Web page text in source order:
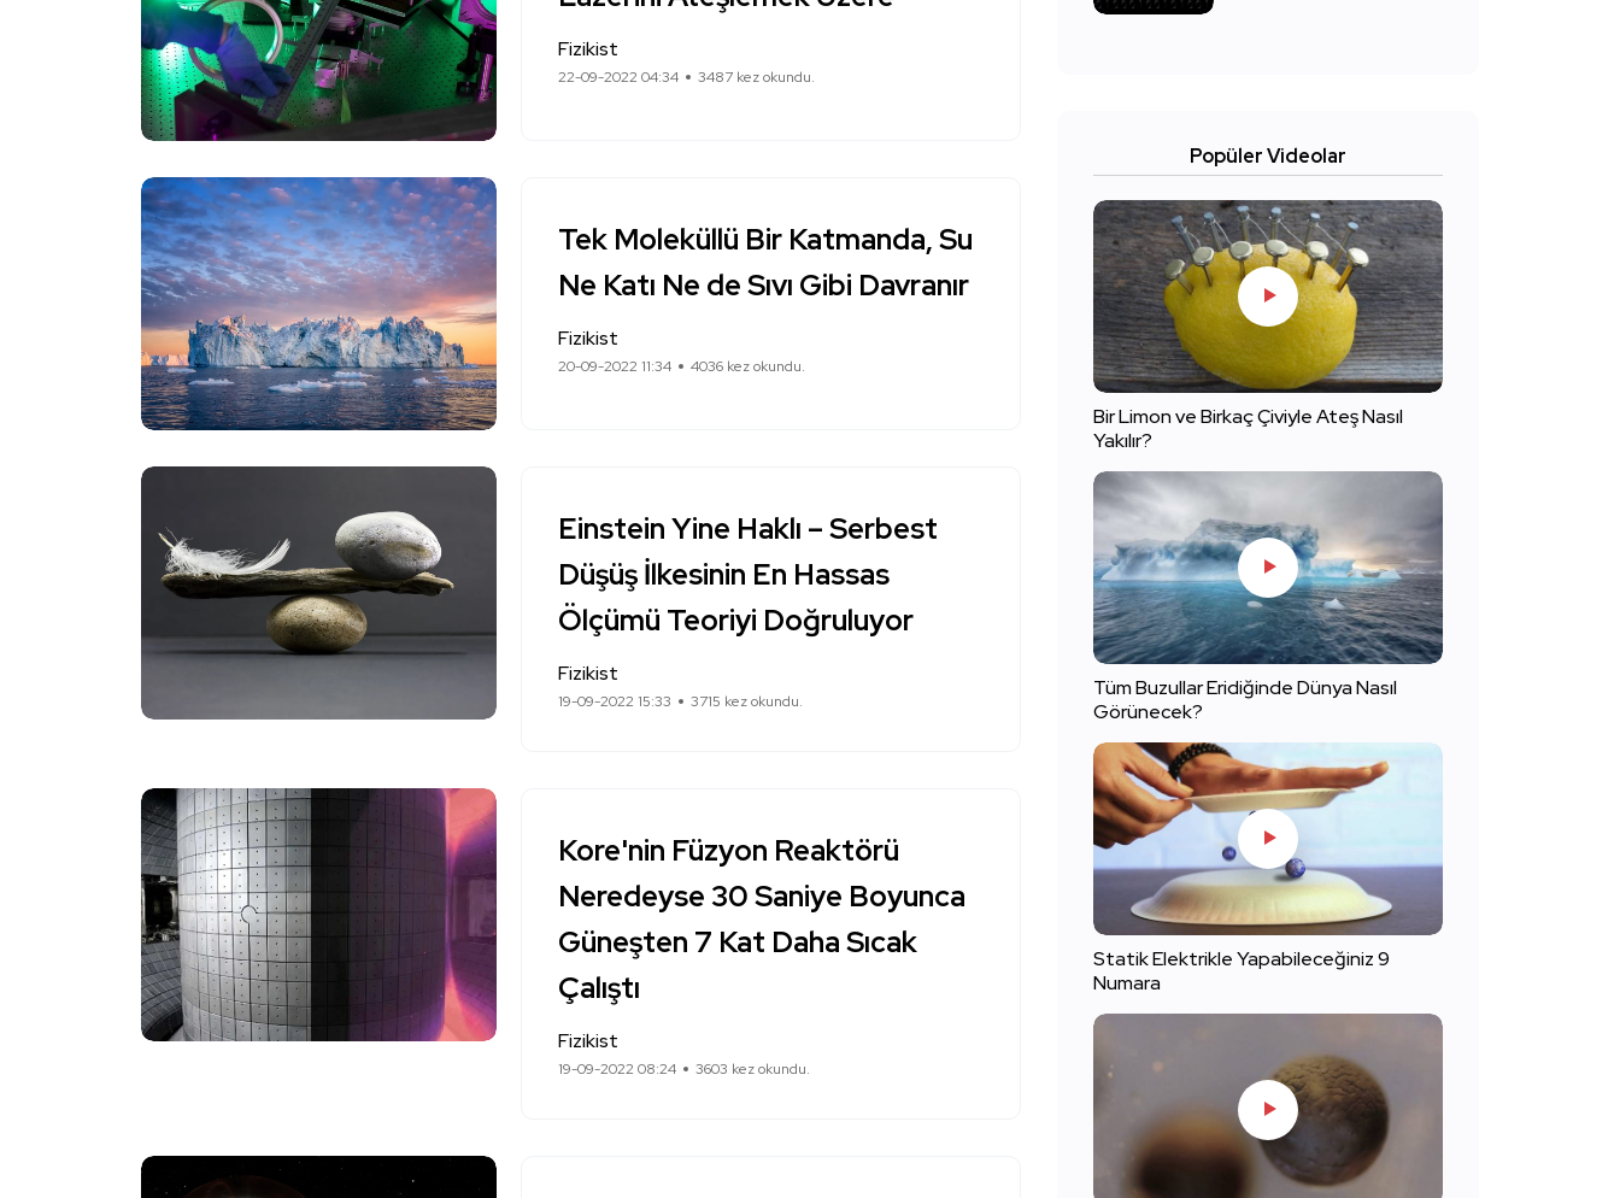
Fizikist
22-09-2022 04:34 3487 kez okundu.
Tek Moleküllü Bir Katmanda, Su
Ne Katı Ne de Sıvı Gibi Davranır
Fizikist
20-09-2022 11:34 4036 kez okundu.
Einstein Yine Haklı – Serbest
Düşüş İlkesinin En Hassas
Ölçümü Teoriyi Doğruluyor
Fizikist
19-09-2022 15:33 3715 kez okundu.
Kore'nin Füzyon Reaktörü
Neredeyse 30 Saniye Boyunca
Güneşten 7 Kat Daha Sıcak
Çalıştı
Fizikist
19-09-2022 08:24 3603 kez okundu.
Popüler Videolar
Bir Limon ve Birkaç Çiviyle Ateş Nasıl
Yakılır?
Tüm Buzullar Eridiğinde Dünya Nasıl
Görünecek?
Statik Elektrikle Yapabileceğiniz 9
Numara